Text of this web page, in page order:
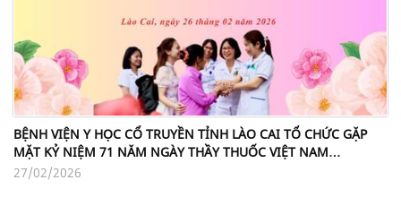
BỆNH VIỆN Y HỌC CỔ TRUYỀN TỈNH LÀO CAI TỔ CHỨC GẶP
MẶT KỶ NIỆM 71 NĂM NGÀY THẦY THUỐC VIỆT NAM
(27/02/1955 - 27/02/2026)
27/02/2026